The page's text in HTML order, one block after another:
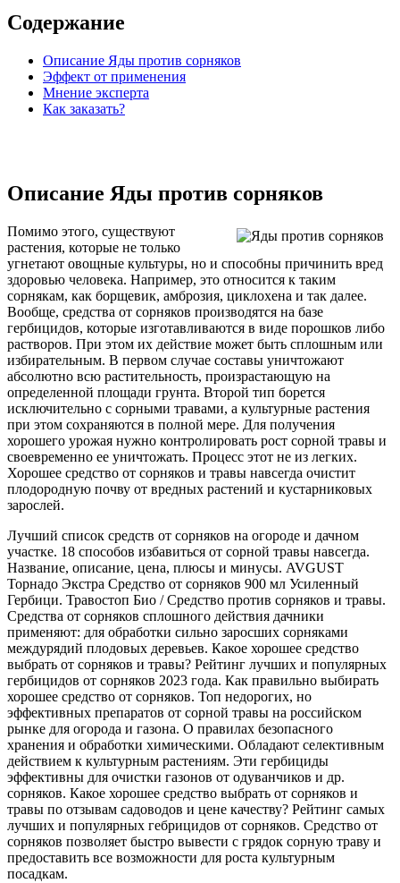
Содержание
Описание Яды против сорняков
Эффект от применения
Мнение эксперта
Как заказать?
Описание Яды против сорняков
Помимо этого, существуют
растения, которые не только
угнетают овощные культуры, но и способны причинить вред
здоровью человека. Например, это относится к таким
сорнякам, как борщевик, амброзия, циклохена и так далее.
Вообще, средства от сорняков производятся на базе
гербицидов, которые изготавливаются в виде порошков либо
растворов. При этом их действие может быть сплошным или
избирательным. В первом случае составы уничтожают
абсолютно всю растительность, произрастающую на
определенной площади грунта. Второй тип борется
исключительно с сорными травами, а культурные растения
при этом сохраняются в полной мере. Для получения
хорошего урожая нужно контролировать рост сорной травы и
своевременно ее уничтожать. Процесс этот не из легких.
Хорошее средство от сорняков и травы навсегда очистит
плодородную почву от вредных растений и кустарниковых
зарослей.
Лучший список средств от сорняков на огороде и дачном
участке. 18 способов избавиться от сорной травы навсегда.
Название, описание, цена, плюсы и минусы. AVGUST
Торнадо Экстра Средство от сорняков 900 мл Усиленный
Гербици. Травостоп Био / Средство против сорняков и травы.
Средства от сорняков сплошного действия дачники
применяют: для обработки сильно заросших сорняками
междурядий плодовых деревьев. Какое хорошее средство
выбрать от сорняков и травы? Рейтинг лучших и популярных
гербицидов от сорняков 2023 года. Как правильно выбирать
хорошее средство от сорняков. Топ недорогих, но
эффективных препаратов от сорной травы на российском
рынке для огорода и газона. О правилах безопасного
хранения и обработки химическими. Обладают селективным
действием к культурным растениям. Эти гербициды
эффективны для очистки газонов от одуванчиков и др.
сорняков. Какое хорошее средство выбрать от сорняков и
травы по отзывам садоводов и цене качеству? Рейтинг самых
лучших и популярных гебрицидов от сорняков. Средство от
сорняков позволяет быстро вывести с грядок сорную траву и
предоставить все возможности для роста культурным
посадкам.